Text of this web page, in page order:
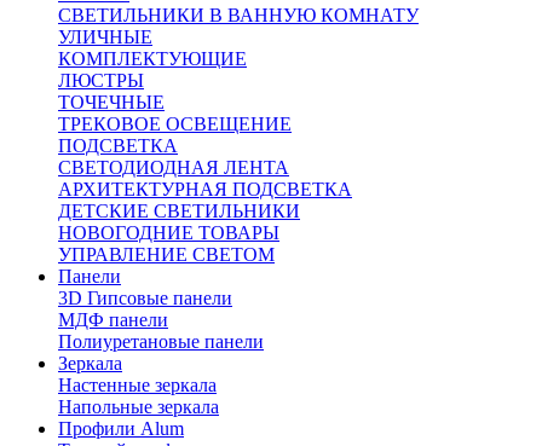
СВЕТИЛЬНИКИ В ВАННУЮ КОМНАТУ
УЛИЧНЫЕ
КОМПЛЕКТУЮЩИЕ
ЛЮСТРЫ
ТОЧЕЧНЫЕ
ТРЕКОВОЕ ОСВЕЩЕНИЕ
ПОДСВЕТКА
СВЕТОДИОДНАЯ ЛЕНТА
АРХИТЕКТУРНАЯ ПОДСВЕТКА
ДЕТСКИЕ СВЕТИЛЬНИКИ
НОВОГОДНИЕ ТОВАРЫ
УПРАВЛЕНИЕ СВЕТОМ
Панели
3D Гипсовые панели
МДФ панели
Полиуретановые панели
Зеркала
Настенные зеркала
Напольные зеркала
Профили Alum